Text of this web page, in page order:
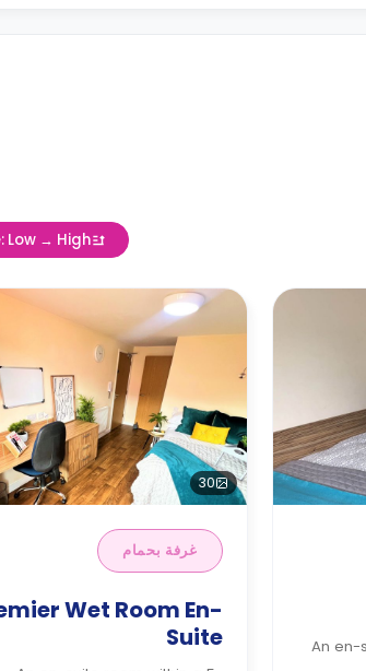
Low → High
An en-
30
غرفة بحمام
Wet Room En-
Suite